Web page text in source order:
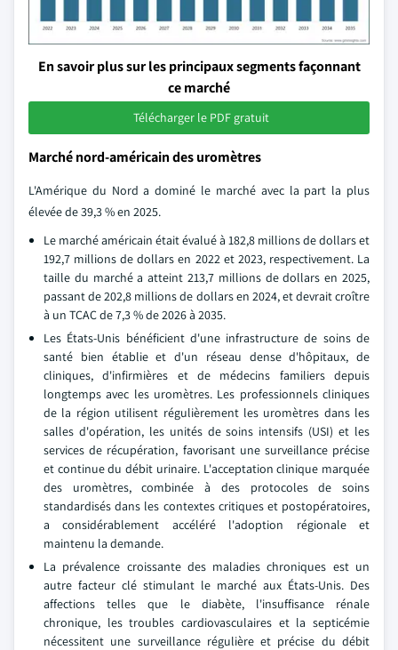
En savoir plus sur les principaux segments façonnant
ce marché
Télécharger le PDF gratuit
Marché nord-américain des uromètres
L'Amérique du Nord a dominé le marché avec la part la plus
élevée de 39,3 % en 2025.
Le marché américain était évalué à 182,8 millions de dollars et
192,7 millions de dollars en 2022 et 2023, respectivement. La
taille du marché a atteint 213,7 millions de dollars en 2025,
passant de 202,8 millions de dollars en 2024, et devrait croître
à un TCAC de 7,3 % de 2026 à 2035.
Les États-Unis bénéficient d'une infrastructure de soins de
santé bien établie et d'un réseau dense d'hôpitaux, de
cliniques, d'infirmières et de médecins familiers depuis
longtemps avec les uromètres. Les professionnels cliniques
de la région utilisent régulièrement les uromètres dans les
salles d'opération, les unités de soins intensifs (USI) et les
services de récupération, favorisant une surveillance précise
et continue du débit urinaire. L'acceptation clinique marquée
des uromètres, combinée à des protocoles de soins
standardisés dans les contextes critiques et postopératoires,
a considérablement accéléré l'adoption régionale et
maintenu la demande.
La prévalence croissante des maladies chroniques est un
autre facteur clé stimulant le marché aux États-Unis. Des
affections telles que le diabète, l'insuffisance rénale
chronique, les troubles cardiovasculaires et la septicémie
nécessitent une surveillance régulière et précise du débit